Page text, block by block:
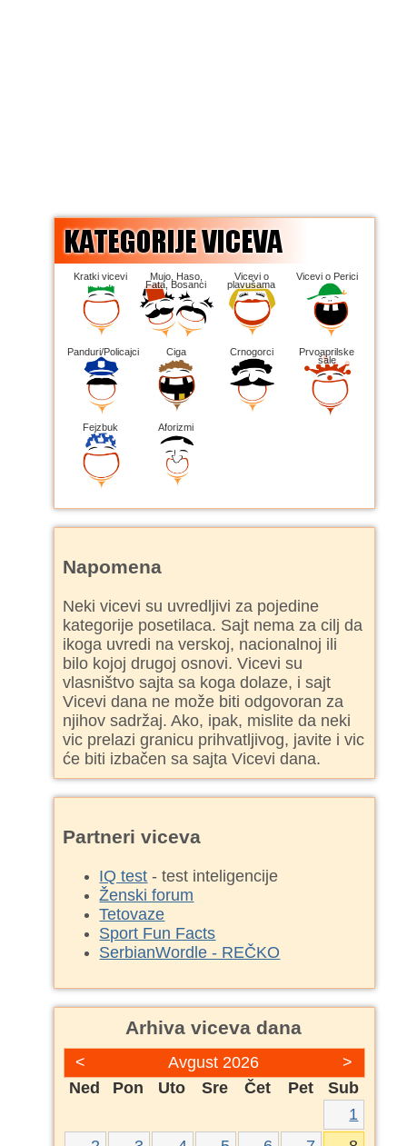
Kratki vicevi Mujo, Haso,
Fata, Bosanci
Vicevi o
plavušama
Vicevi o Perici
Panduri/Policajci Ciga Crnogorci Prvoaprilske
šale
Fejzbuk Aforizmi
Napomena
Neki vicevi su uvredljivi za pojedine
kategorije posetilaca. Sajt nema za cilj da
ikoga uvredi na verskoj, nacionalnoj ili
bilo kojoj drugoj osnovi. Vicevi su
vlasništvo sajta sa koga dolaze, i sajt
Vicevi dana ne može biti odgovoran za
njihov sadržaj. Ako, ipak, mislite da neki
vic prelazi granicu prihvatljivog, javite i vic
će biti izbačen sa sajta Vicevi dana.
Partneri viceva
IQ test - test inteligencije
Ženski forum
Tetovaze
Sport Fun Facts
SerbianWordle - REČKO
Arhiva viceva dana
< >
Avgust 2026
Ned
Pon Uto Sre Čet Pet
Sub
1